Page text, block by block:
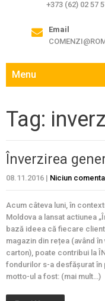
+373 (62) 02 57
Email
Menu
Tag:
Înverzirea
08.11.2016 | Niciun
Acum câteva luni, în
Moldova a lansat actiunea
bază ideea că fiecare
magazin din rețea (având
carton), poate contribui la
fondurilor s-a desfășurat în
motto-ul a fost: (mai mult…)